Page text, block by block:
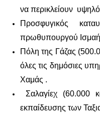
να περικλείουν
Προσφυγικός
πρωθυπουργού
Πόλη της Γάζας
όλες τις δημόσιες
Χαμάς .
Σαλαγίεχ (60.000
εκπαίδευσης των